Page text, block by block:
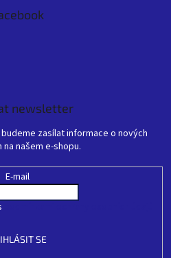
newsletter
zasílat informace o nových
našem e-shopu.
E-mail
SE